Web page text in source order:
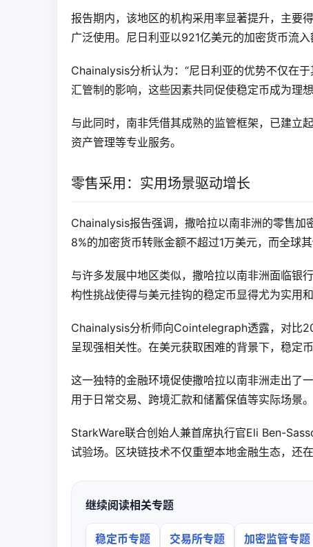
报告期内，该地区的机构采用率显著提升，主要
广泛使用。尼日利亚以921亿美元的加密货币流
Chainalysis分析认为：“尼日利亚的优势不仅在
汇管制的影响，这些因素共同促使稳定币成为理
与此同时，南非凭借其成熟的监管框架，已建立
资产管理等专业服务。
零售采用：实用场景驱动增长
Chainalysis报告强调，撒哈拉以南非洲的零售加
8%的加密货币转账金额不超过1万美元，而全球
与许多发展中地区类似，撒哈拉以南非洲面临银
构性挑战使得与美元挂钩的稳定币显得尤为实用和
Chainalysis分析师向Cointelegraph透露，对比
呈现强相关性。在美元获取困难的背景下，稳定
这一独特的金融环境促使撒哈拉以南非洲走出
用于日常交易、跨境汇款和储蓄保值等实际场景。
StarkWare联合创始人兼首席执行官Eli Ben-
试验场。区块链技术不仅重塑本地金融生态，还
继续阅读相关专题
稳定币专题 交易所专题 加密监管专题